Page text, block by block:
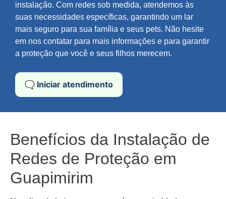
instalação. Com redes sob medida, atendemos às
suas necessidades específicas, garantindo um lar
mais seguro para sua família e seus pets. Não hesite
em nos contatar para mais informações e para garantir
a proteção que você e seus filhos merecem.
🗨️ Iniciar atendimento
Benefícios da Instalação de
Redes de Proteção em
Guapimirim